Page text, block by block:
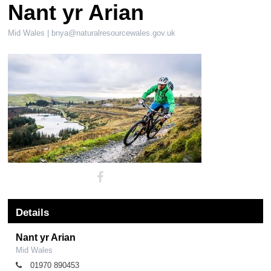
Nant yr Arian
Mid Wales | bnya@naturalresourcewales.gov.uk
Details
Nant yr Arian
Mid Wales
01970 890453